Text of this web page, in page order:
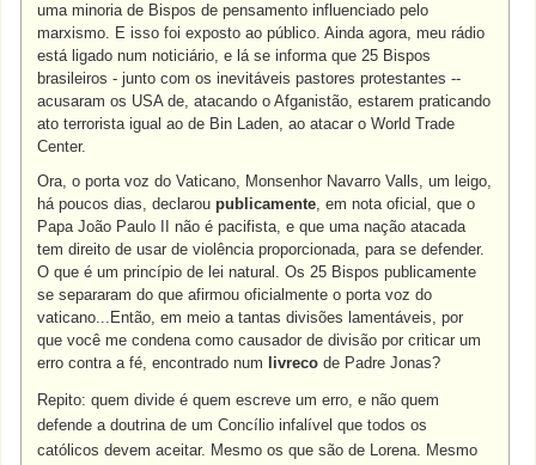
uma minoria de Bispos de pensamento influenciado pelo
marxismo. E isso foi exposto ao público. Ainda agora, meu rádio
está ligado num noticiário, e lá se informa que 25 Bispos
brasileiros - junto com os inevitáveis pastores protestantes --
acusaram os USA de, atacando o Afganistão, estarem praticando
ato terrorista igual ao de Bin Laden, ao atacar o World Trade
Center.
Ora, o porta voz do Vaticano, Monsenhor Navarro Valls, um leigo,
há poucos dias, declaroupublicamente, em nota oficial, que o
Papa João Paulo II não é pacifista, e que uma nação atacada
tem direito de usar de violência proporcionada, para se defender.
O que é um princípio de lei natural. Os 25 Bispos publicamente
se separaram do que afirmou oficialmente o porta voz do
vaticano...Então, em meio a tantas divisões lamentáveis, por
que você me condena como causador de divisão por criticar um
erro contra a fé, encontrado num
livrecode Padre Jonas?
Repito: quem divide é quem escreve um erro, e não quem
defende a doutrina de um Concílio infalível que todos os
católicos devem aceitar. Mesmo os que são de Lorena. Mesmo